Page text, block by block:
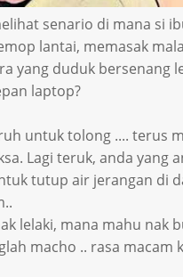
senario di mana si
lantai, memasak
yang duduk bersenang
laptop?
untuk tolong .... terus
Lagi teruk, anda yang
tutup air jerangan di
lelaki, mana mahu nak
macho .. rasa macam